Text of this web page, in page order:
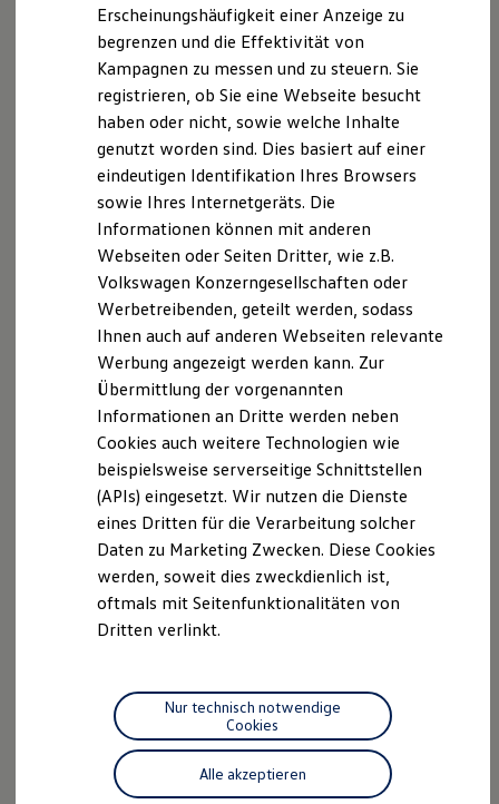
Kaufoptionen
E-Auto-Förderung
Software und Konnektivität
Die ID. Software 6
ID. Software Versionen und Updates
Digitale Extras
Schnittstellen zu Ihrem ID.
Hybridautos
Marke und Erlebnis
Volkswagen R und R Experience
R-Modelle
R Experience
Driving Experience
Werkbesichtigung
Factory visit
Lifestyle Shop
Golf Kollektion
ID. Kollektion
Volkswagen Kollektion
GTI Kollektion
Fußball Drop
we drive football
#wedriveproud
Besitzer und Service
myVolkswagen
Software Updates
Service und Ersatzteile
Inspektion und HU/AU
Reparaturen und Checks
Pannen- und Unfallhilfe
Economy Service
Volkswagen Teile
Zubehör
Modellspezifisches Zubehör
Schutz und Pflege
Erscheinungshäufigkeit einer Anzeige zu
begrenzen und die Effektivität von
Kampagnen zu messen und zu steuern. Sie
registrieren, ob Sie eine Webseite besucht
haben oder nicht, sowie welche Inhalte
genutzt worden sind. Dies basiert auf einer
eindeutigen Identifikation Ihres Browsers
sowie Ihres Internetgeräts. Die
Informationen können mit anderen
Webseiten oder Seiten Dritter, wie z.B.
Volkswagen Konzerngesellschaften oder
Werbetreibenden, geteilt werden, sodass
Ihnen auch auf anderen Webseiten relevante
Werbung angezeigt werden kann. Zur
Übermittlung der vorgenannten
Informationen an Dritte werden neben
Cookies auch weitere Technologien wie
beispielsweise serverseitige Schnittstellen
(APIs) eingesetzt. Wir nutzen die Dienste
eines Dritten für die Verarbeitung solcher
Daten zu Marketing Zwecken. Diese Cookies
werden, soweit dies zweckdienlich ist,
oftmals mit Seitenfunktionalitäten von
Dritten verlinkt.
Alle akzeptieren
Nur technisch notwendige
Cookies